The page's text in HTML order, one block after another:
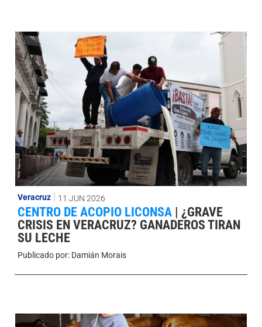
Veracruz 11 JUN 2026
CENTRO DE ACOPIO LICONSA | ¿GRAVE
CRISIS EN VERACRUZ? GANADEROS TIRAN
SU LECHE
Publicado por: Damián Morais